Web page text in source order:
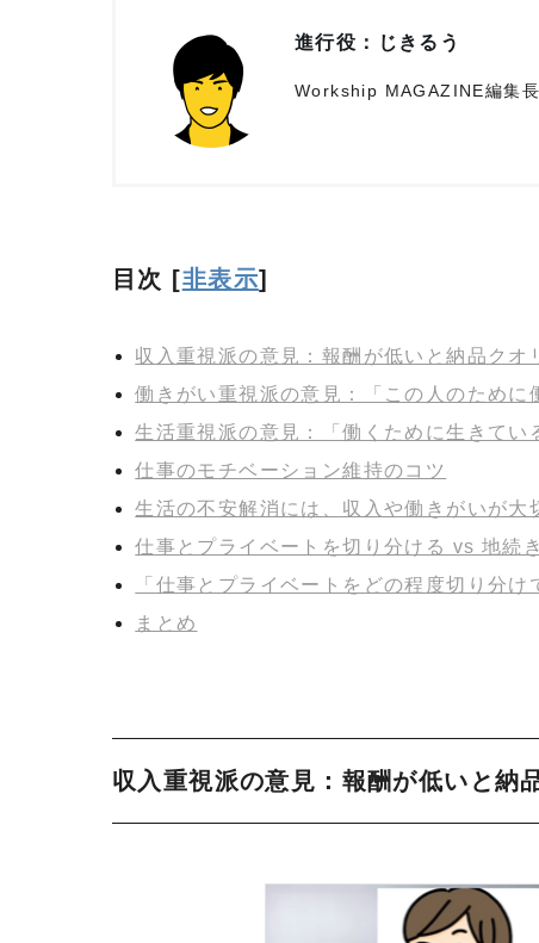
進行役：じきるう
Workship MAGAZINE編集長
目次 [非表示]
収入重視派の意見：報酬が低いと納品クオ
働きがい重視派の意見：「この人のために
生活重視派の意見：「働くために生きてい
仕事のモチベーション維持のコツ
生活の不安解消には、収入や働きがいが大
仕事とプライベートを切り分ける vs 地続
「仕事とプライベートをどの程度切り分
まとめ
収入重視派の意見：報酬が低いと納